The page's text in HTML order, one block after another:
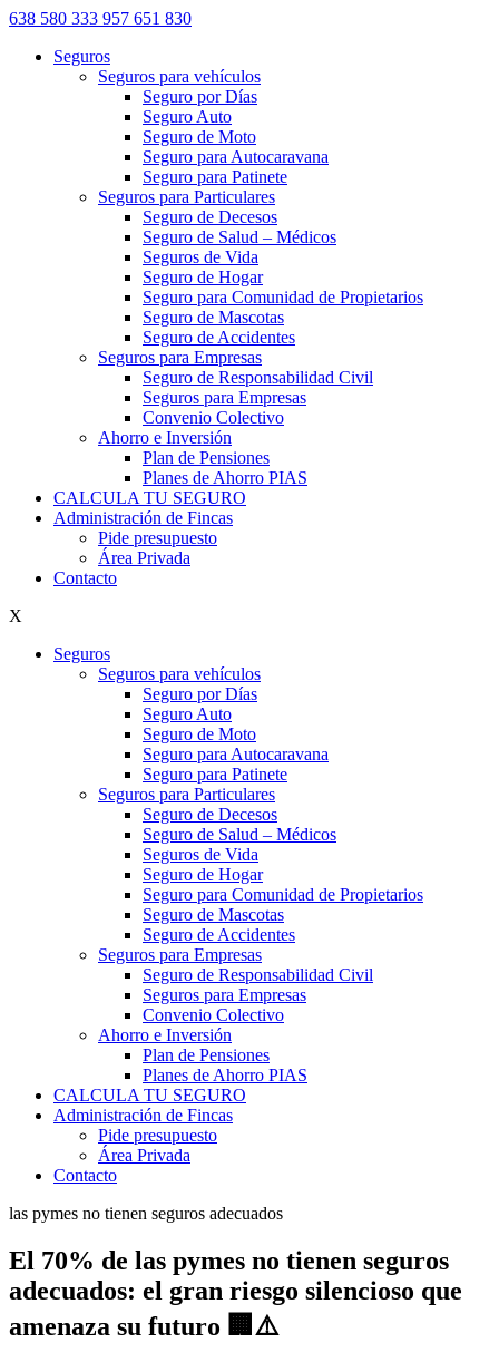
638 580 333 957 651 830
Seguros
Seguros para vehículos
Seguro por Días
Seguro Auto
Seguro de Moto
Seguro para Autocaravana
Seguro para Patinete
Seguros para Particulares
Seguro de Decesos
Seguro de Salud – Médicos
Seguros de Vida
Seguro de Hogar
Seguro para Comunidad de Propietarios
Seguro de Mascotas
Seguro de Accidentes
Seguros para Empresas
Seguro de Responsabilidad Civil
Seguros para Empresas
Convenio Colectivo
Ahorro e Inversión
Plan de Pensiones
Planes de Ahorro PIAS
CALCULA TU SEGURO
Administración de Fincas
Pide presupuesto
Área Privada
Contacto
X
Seguros
Seguros para vehículos
Seguro por Días
Seguro Auto
Seguro de Moto
Seguro para Autocaravana
Seguro para Patinete
Seguros para Particulares
Seguro de Decesos
Seguro de Salud – Médicos
Seguros de Vida
Seguro de Hogar
Seguro para Comunidad de Propietarios
Seguro de Mascotas
Seguro de Accidentes
Seguros para Empresas
Seguro de Responsabilidad Civil
Seguros para Empresas
Convenio Colectivo
Ahorro e Inversión
Plan de Pensiones
Planes de Ahorro PIAS
CALCULA TU SEGURO
Administración de Fincas
Pide presupuesto
Área Privada
Contacto
las pymes no tienen seguros adecuados
El 70% de las pymes no tienen seguros
adecuados: el gran riesgo silencioso que
amenaza su futuro 🏢⚠️